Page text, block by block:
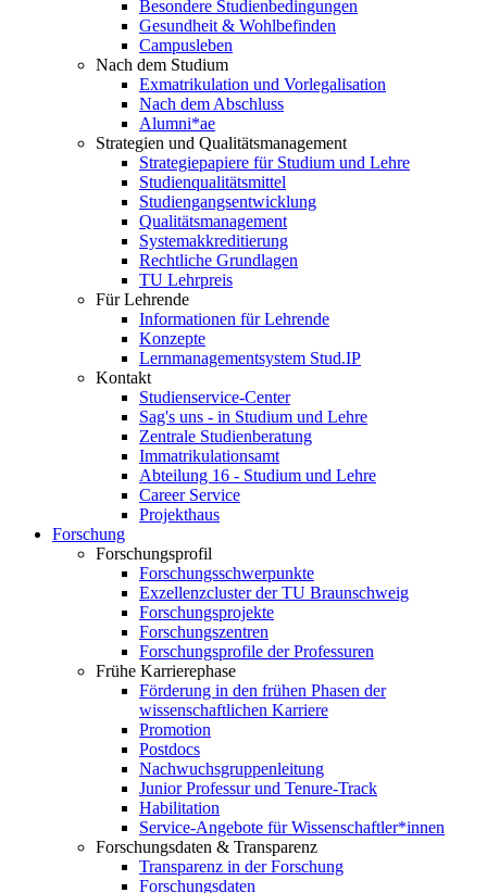
Besondere Studienbedingungen
Gesundheit & Wohlbefinden
Campusleben
Nach dem Studium
Exmatrikulation und Vorlegalisation
Nach dem Abschluss
Alumni*ae
Strategien und Qualitätsmanagement
Strategiepapiere für Studium und Lehre
Studienqualitätsmittel
Studiengangsentwicklung
Qualitätsmanagement
Systemakkreditierung
Rechtliche Grundlagen
TU Lehrpreis
Für Lehrende
Informationen für Lehrende
Konzepte
Lernmanagementsystem Stud.IP
Kontakt
Studienservice-Center
Sag's uns - in Studium und Lehre
Zentrale Studienberatung
Immatrikulationsamt
Abteilung 16 - Studium und Lehre
Career Service
Projekthaus
Forschung
Forschungsprofil
Forschungsschwerpunkte
Exzellenzcluster der TU Braunschweig
Forschungsprojekte
Forschungszentren
Forschungsprofile der Professuren
Frühe Karrierephase
Förderung in den frühen Phasen der
wissenschaftlichen Karriere
Promotion
Postdocs
Nachwuchsgruppenleitung
Junior Professur und Tenure-Track
Habilitation
Service-Angebote für Wissenschaftler*innen
Forschungsdaten & Transparenz
Transparenz in der Forschung
Forschungsdaten